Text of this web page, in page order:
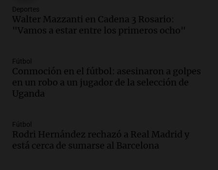
detuvieron a su esposo
Ahora país
Episodios
para 2027
Panorama Federal
Episodios
temporal de nieve en la alta montaña
Panorama Federal
Episodios
Deportes
Walter Mazzanti en Cadena 3 Rosario:
"Vamos a estar entre los primeros ocho"
Fútbol
Conmoción en el fútbol: asesinaron a golpes
en un robo a un jugador de la selección de
Uganda
Fútbol
Rodri Hernández rechazó a Real Madrid y
está cerca de sumarse al Barcelona